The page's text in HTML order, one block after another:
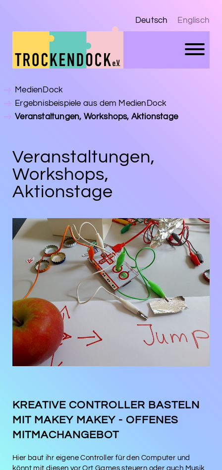
Deutsch Englisch
MedienDock
Ergebnisbeispiele aus dem MedienDock
Veranstaltungen, Workshops, Aktionstage
Veranstaltungen,
Workshops,
Aktionstage
KREATIVE CONTROLLER BASTELN
MIT MAKEY MAKEY - OFFENES
MITMACHANGEBOT
Hier baut ihr eigene Controller für den Computer und
könnt mit diesen vor Ort Games steuern oder auch Musik